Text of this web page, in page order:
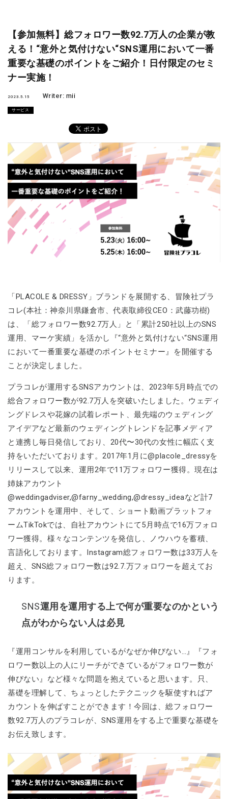
【参加無料】総フォロワー数92.7万人の企業が教
える！“意外と気付けない“SNS運用において一番
重要な基礎のポイントをご紹介！日付限定のセミ
ナー実施！
2023.5.15 Writer: mii
サービス
「PLACOLE & DRESSY」ブランドを展開する、冒険社プラ
コレ(本社：神奈川県鎌倉市、代表取締役CEO：武藤功樹)
は、「総フォロワー数92.7万人」と「累計250社以上のSNS
運用、マーケ実績」を活かし『“意外と気付けない“SNS運用
において一番重要な基礎のポイントセミナー』を開催する
ことが決定しました。
プラコレが運用するSNSアカウントは、2023年5月時点での
総合フォロワー数が92.7万人を突破いたしました。ウェディ
ングドレスや花嫁の試着レポート、最先端のウェディング
アイデアなど最新のウェディングトレンドを記事メディア
と連携し毎日発信しており、20代〜30代の女性に幅広く支
持をいただいております。2017年1月に@placole_dressyを
リリースして以来、運用2年で11万フォロワー獲得。現在は
姉妹アカウント
@weddingadviser,@farny_wedding,@dressy_ideaなど計7
アカウントを運用中、そして、ショート動画プラットフォ
ームTikTokでは、自社アカウントにて5月時点で16万フォロ
ワー獲得。様々なコンテンツを発信し、ノウハウを蓄積、
言語化しております。Instagram総フォロワー数は33万人を
超え、SNS総フォロワー数は92.7.万フォロワーを超えてお
ります。
SNS運用を運用する上で何が重要なのかという
点がわからない人は必見
『運用コンサルを利用しているがなぜか伸びない…』『フォ
ロワー数以上の人にリーチができているがフォロワー数が
伸びない』など様々な問題を抱えていると思います。只、
基礎を理解して、ちょっとしたテクニックを駆使すればア
カウントを伸ばすことができます！今回は、総フォロワー
数92.7万人のプラコレが、SNS運用をする上で重要な基礎を
お伝え致します。